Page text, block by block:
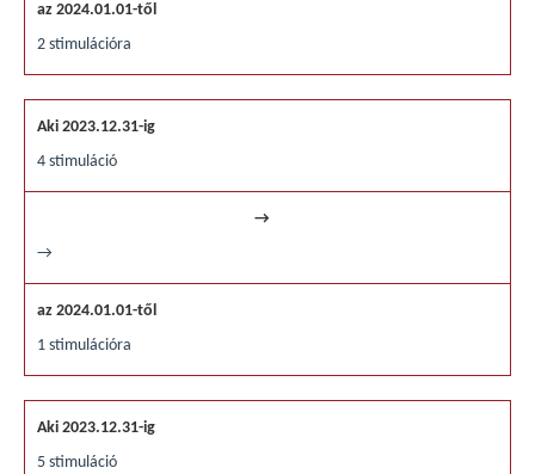
2 stimulációra
4 stimuláció
→
1 stimulációra
5 stimuláció